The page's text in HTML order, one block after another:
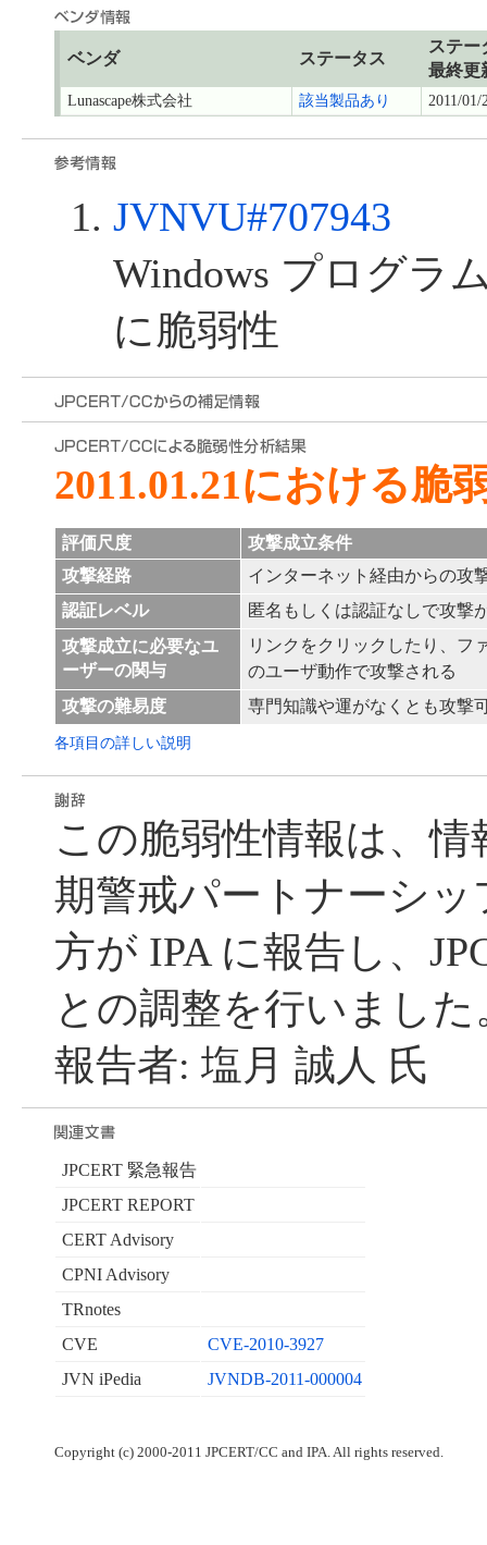
ベンダ ステータス
ステー
最終更
Lunascape株式会社 該当製品あり 2011/01/
JVNVU#707943
Windows プログラ
に脆弱性
2011.01.21における脆
評価尺度
攻撃成立条件
攻撃経路
インターネット経由からの攻
認証レベル
匿名もしくは認証なしで攻撃
攻撃成立に必要なユ
ーザーの関与
リンクをクリックしたり、フ
のユーザ動作で攻撃される
攻撃の難易度
専門知識や運がなくとも攻撃
各項目の詳しい説明
この脆弱性情報は、
期警戒パートナーシ
方が IPA に報告し、
との調整を行いました
報告者: 塩月 誠人 氏
JPCERT 緊急報告
JPCERT REPORT
CERT Advisory
CPNI Advisory
TRnotes
CVE
CVE-2010-3927
JVN iPedia
JVNDB-2011-000004
Copyright (c) 2000-2011 JPCERT/CC and IPA. All rights reserved.